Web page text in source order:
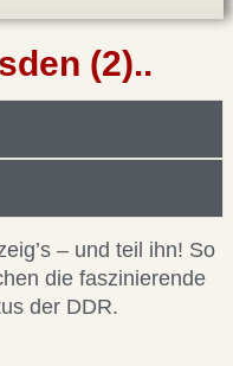
(2)..
– und teil ihn! So
die faszinierende
der DDR.